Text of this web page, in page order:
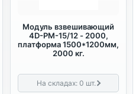
Модуль взвешивающий
4D-PM-15/12 - 2000,
платформа 1500*1200мм,
2000 кг.
На складах:0 шт.